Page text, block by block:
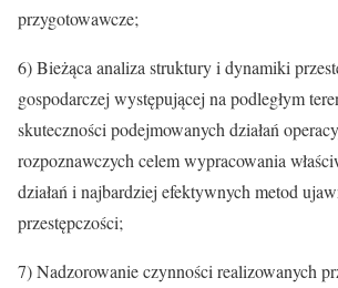
przygotowawcze;
6) Bieżąca analiza struktury i dynamiki
gospodarczej występującej na podległym
skuteczności podejmowanych działań
rozpoznawczych celem wypracowania
działań i najbardziej efektywnych metod
przestępczości;
7) Nadzorowanie czynności realizowanych